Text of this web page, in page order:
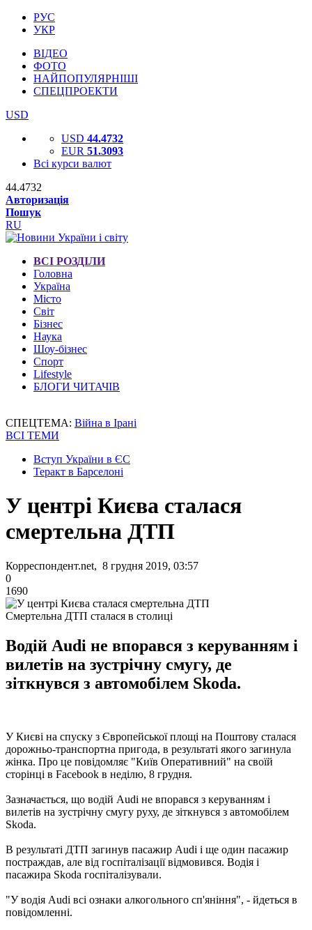
РУС
УКР
ВІДЕО
ФОТО
НАЙПОПУЛЯРНІШІ
СПЕЦПРОЕКТИ
USD
USD 44.4732
EUR 51.3093
Всі курси валют
44.4732
Авторизація
Пошук
RU
ВСІ РОЗДІЛИ
Головна
Україна
Місто
Світ
Бізнес
Наука
Шоу-бізнес
Спорт
Lifestyle
БЛОГИ ЧИТАЧІВ
СПЕЦТЕМА: Війна в Ірані
ВСІ ТЕМИ
Вступ України в ЄС
Теракт в Барселоні
У центрі Києва сталася
смертельна ДТП
Корреспондент.net, 8 грудня 2019, 03:57
0
1690
Смертельна ДТП сталася в столиці
Водій Audi не впорався з керуванням і
вилетів на зустрічну смугу, де
зіткнувся з автомобілем Skoda.
У Києві на спуску з Європейської площі на Поштову сталася
дорожньо-транспортна пригода, в результаті якого загинула
жінка. Про це повідомляє "Київ Оперативний" на своїй
сторінці в Facebook в неділю, 8 грудня.
Зазначається, що водій Audi не впорався з керуванням і
вилетів на зустрічну смугу руху, де зіткнувся з автомобілем
Skoda.
В результаті ДТП загинув пасажир Audi і ще один пасажир
постраждав, але від госпіталізації відмовився. Водія і
пасажира Skoda госпіталізували.
"У водія Audi всі ознаки алкогольного сп'яніння", - йдеться в
повідомленні.